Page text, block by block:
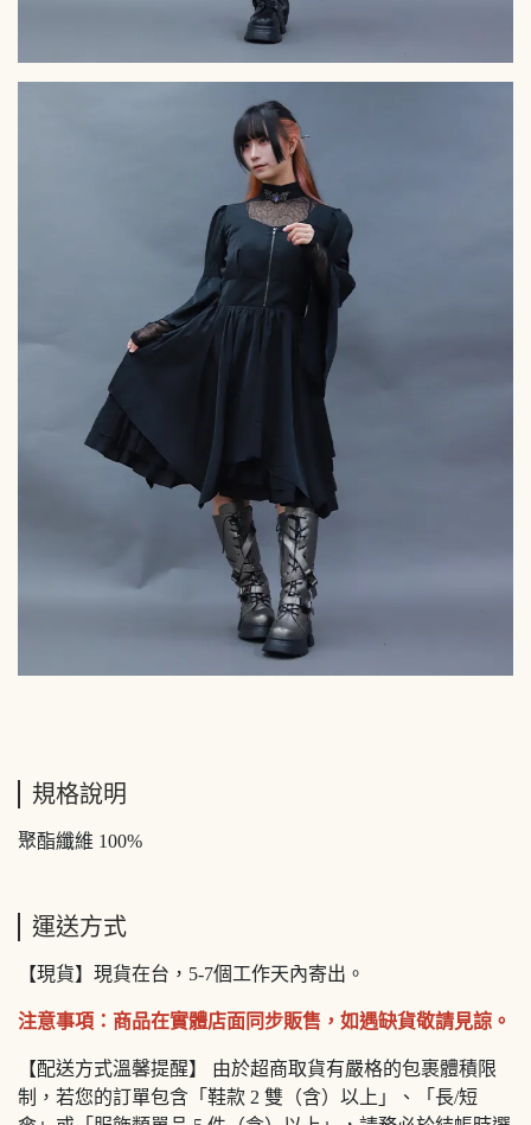
規格說明
聚酯纖維 100%
運送方式
【現貨】現貨在台，5-7個工作天內寄出。
注意事項：商品在實體店面同步販售，如遇缺貨敬請見諒。
【配送方式溫馨提醒】 由於超商取貨有嚴格的包裹體積限
制，若您的訂單包含「鞋款 2 雙（含）以上」、「長/短